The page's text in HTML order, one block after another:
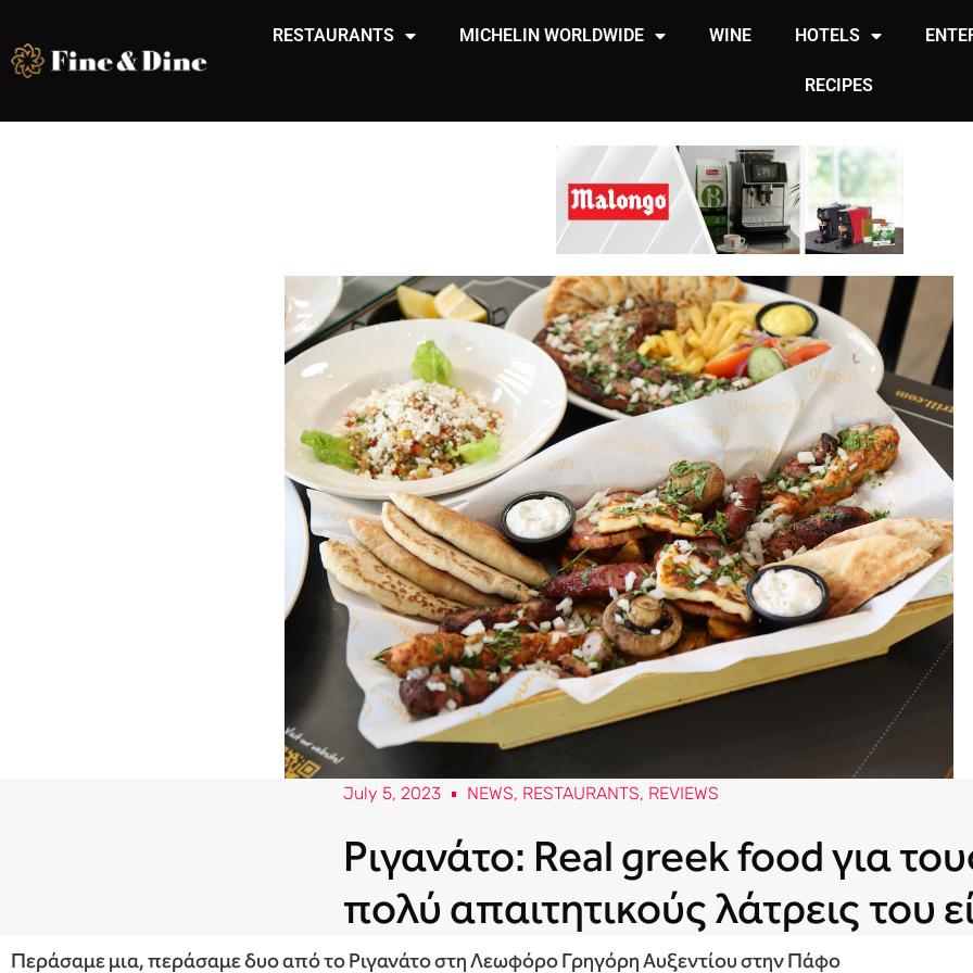
RESTAURANTS MICHELIN WORLDWIDE WINE HOTELS
RECIPES
July 5, 2023 NEWS, RESTAURANTS, REVIEWS
Ριγανάτο: Real greek food για
πολύ απαιτητικούς λάτρεις του
Περάσαμε μια, περάσαμε δυο από το Ριγανάτο στη Λεωφόρο Γρηγόρη Αυξεντίου στην Πάφο